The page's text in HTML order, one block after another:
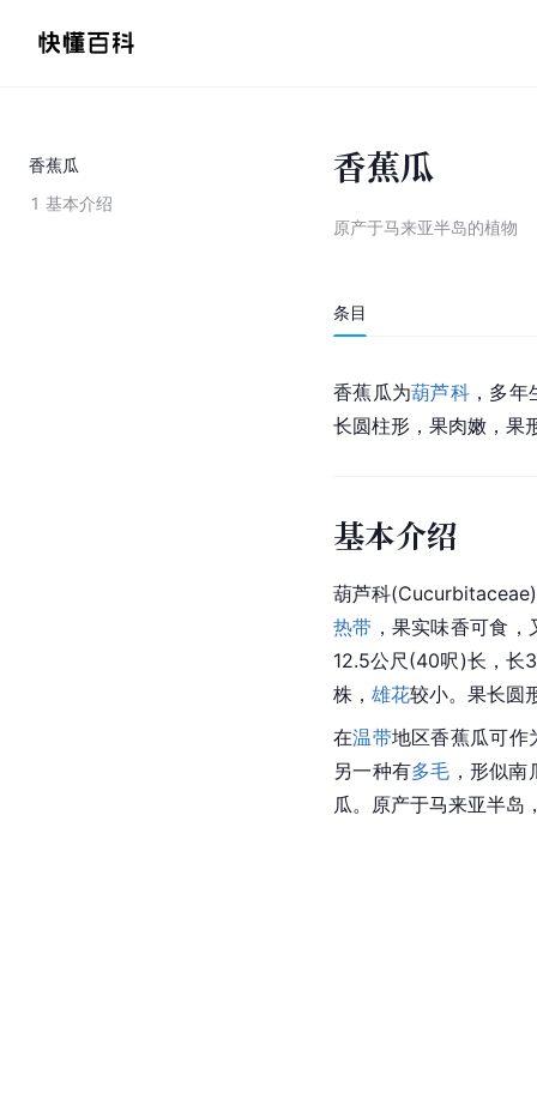
香蕉瓜
1 基本介绍
香蕉瓜
原产于马来亚半岛的植物
条目
香蕉瓜为葫芦科 ，多年
长圆柱形，果肉嫩，果
基本介绍
葫芦科(Cucurbitaceae
热带 ，果实味香可食
12.5公尺(40呎)长，长
株， 雄花较小。果长圆
在温带地区香蕉瓜可作
另一种有多毛 ，形似南
瓜。原产于马来亚半岛